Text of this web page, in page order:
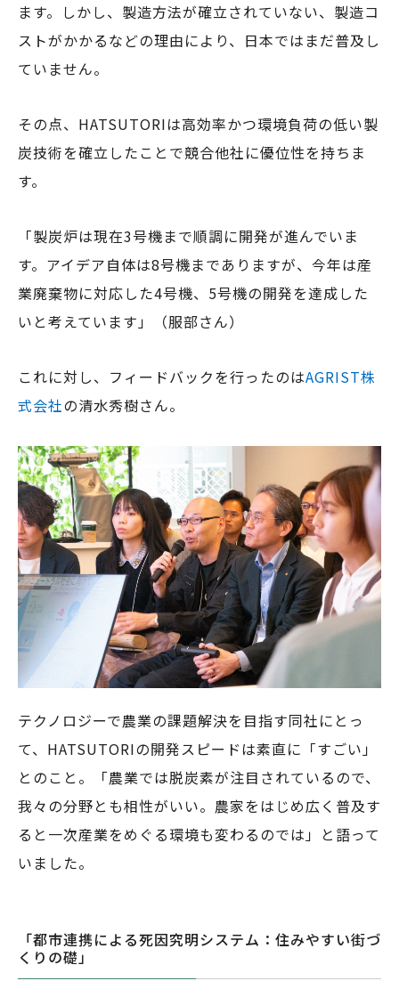
ます。しかし、製造方法が確立されていない、製造コ
ストがかかるなどの理由により、日本ではまだ普及し
ていません。
その点、HATSUTORIは高効率かつ環境負荷の低い製
炭技術を確立したことで競合他社に優位性を持ちま
す。
「製炭炉は現在3号機まで順調に開発が進んでいま
す。アイデア自体は8号機までありますが、今年は産
業廃棄物に対応した4号機、5号機の開発を達成した
いと考えています」（服部さん）
これに対し、フィードバックを行ったのはAGRIST株
式会社の清水秀樹さん。
テクノロジーで農業の課題解決を目指す同社にとっ
て、HATSUTORIの開発スピードは素直に「すごい」
とのこと。「農業では脱炭素が注目されているので、
我々の分野とも相性がいい。農家をはじめ広く普及す
ると一次産業をめぐる環境も変わるのでは」と語って
いました。
「都市連携による死因究明システム：住みやすい街づ
くりの礎」